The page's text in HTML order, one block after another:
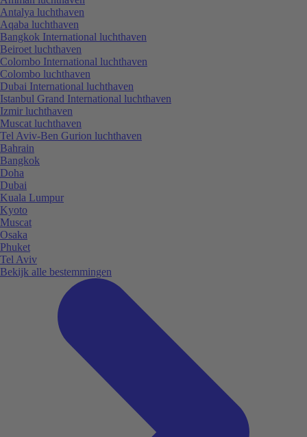
Antalya luchthaven
Aqaba luchthaven
Bangkok International luchthaven
Beiroet luchthaven
Colombo International luchthaven
Colombo luchthaven
Dubai International luchthaven
Istanbul Grand International luchthaven
Izmir luchthaven
Muscat luchthaven
Tel Aviv-Ben Gurion luchthaven
Bahrain
Bangkok
Doha
Dubai
Kuala Lumpur
Kyoto
Muscat
Osaka
Phuket
Tel Aviv
Bekijk alle bestemmingen